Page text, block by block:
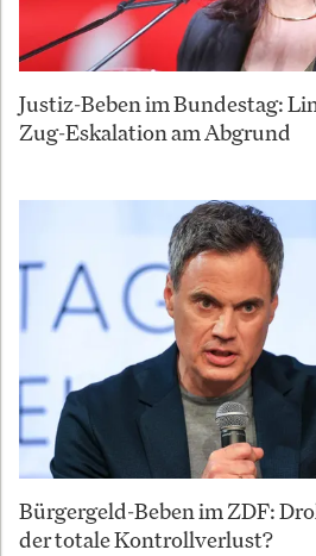
Justiz-Beben im Bundestag:
Zug-Eskalation am Abgrund
Bürgergeld-Beben im ZDF:
der totale Kontrollverlust?